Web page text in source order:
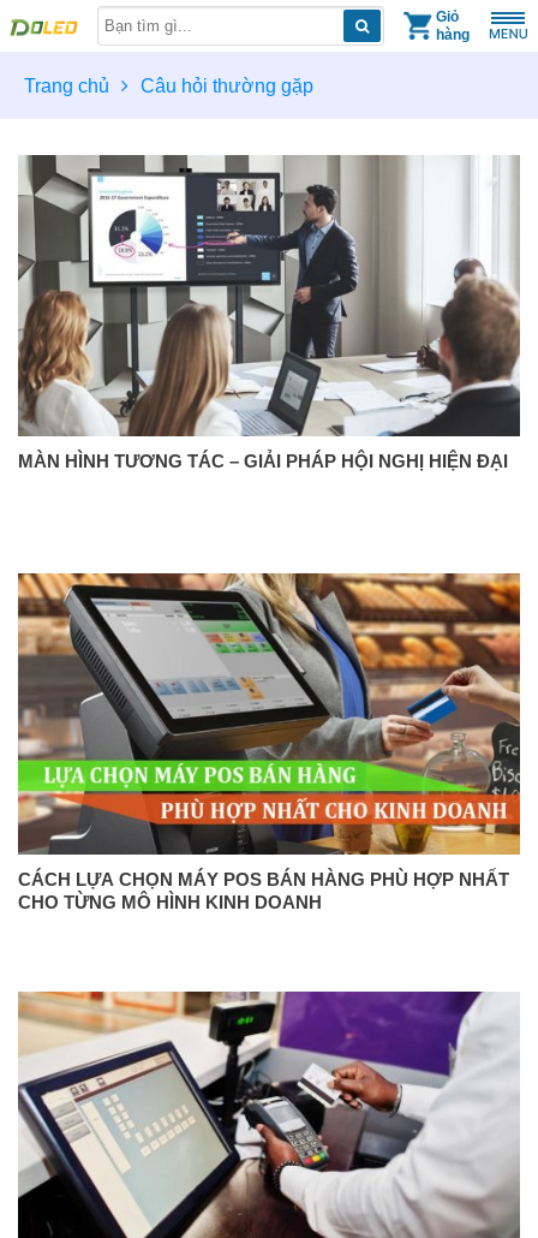
content
Giỏ
hàng
Trang chủ Câu hỏi thường gặp
MÀN HÌNH TƯƠNG TÁC – GIẢI PHÁP HỘI NGHỊ HIỆN ĐẠI
CÁCH LỰA CHỌN MÁY POS BÁN HÀNG PHÙ HỢP NHẤT
CHO TỪNG MÔ HÌNH KINH DOANH